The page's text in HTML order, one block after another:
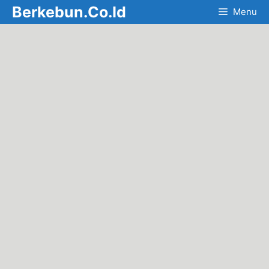
Skip
to
Berkebun.Co.Id Menu